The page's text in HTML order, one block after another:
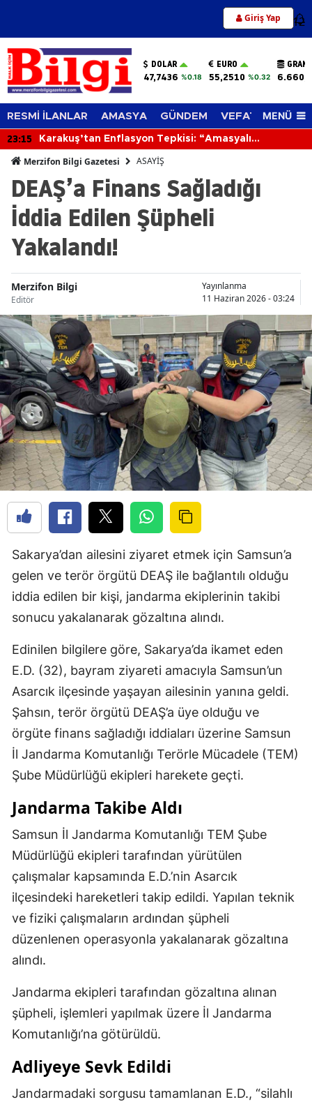
Giriş Yap 12
DOLAR
47,7436 %0.18
EURO
55,2510 %0.32
RESMİ İLANLAR AMASYA GÜNDEM VEFAT EDENLER
MENÜ
23:15
Karakuş’tan Enflasyon Tepkisi: “Amasyalı
Merzifon Bilgi Gazetesi ASAYİŞ
DEAŞ’a Finans Sağladığı
İddia Edilen Şüpheli
Yakalandı!
Merzifon Bilgi
Editör
Yayınlanma
11 Haziran 2026 - 03:24
Sakarya’dan ailesini ziyaret etmek için Samsun’a
gelen ve terör örgütü DEAŞ ile bağlantılı olduğu
iddia edilen bir kişi, jandarma ekiplerinin takibi
sonucu yakalanarak gözaltına alındı.
Edinilen bilgilere göre, Sakarya’da ikamet eden
E.D. (32), bayram ziyareti amacıyla Samsun’un
Asarcık ilçesinde yaşayan ailesinin yanına geldi.
Şahsın, terör örgütü DEAŞ’a üye olduğu ve
örgüte finans sağladığı iddiaları üzerine Samsun
İl Jandarma Komutanlığı Terörle Mücadele (TEM)
Şube Müdürlüğü ekipleri harekete geçti.
Jandarma Takibe Aldı
Samsun İl Jandarma Komutanlığı TEM Şube
Müdürlüğü ekipleri tarafından yürütülen
çalışmalar kapsamında E.D.’nin Asarcık
ilçesindeki hareketleri takip edildi. Yapılan teknik
ve fiziki çalışmaların ardından şüpheli
düzenlenen operasyonla yakalanarak gözaltına
alındı.
Jandarma ekipleri tarafından gözaltına alınan
şüpheli, işlemleri yapılmak üzere İl Jandarma
Komutanlığı’na götürüldü.
Adliyeye Sevk Edildi
Jandarmadaki sorgusu tamamlanan E.D., “silahlı